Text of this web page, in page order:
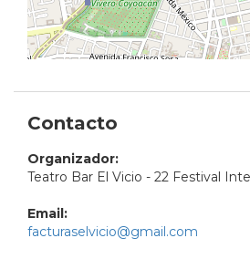
Contacto
Organizador:
Teatro Bar El Vicio - 22 Festival
Email:
facturaselvicio@gmail.com